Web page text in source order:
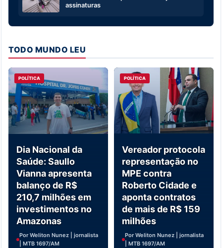
assinaturas
TODO MUNDO LEU
POLÍTICA
Dia Nacional da
Saúde: Saullo
Vianna apresenta
balanço de R$
210,7 milhões em
investimentos no
Amazonas
Por Weliton Nunez | jornalista
| MTB 1697/AM
POLÍTICA
Vereador protocola
representação no
MPE contra
Roberto Cidade e
aponta contratos
de mais de R$ 159
milhões
Por Weliton Nunez | jornalista
| MTB 1697/AM